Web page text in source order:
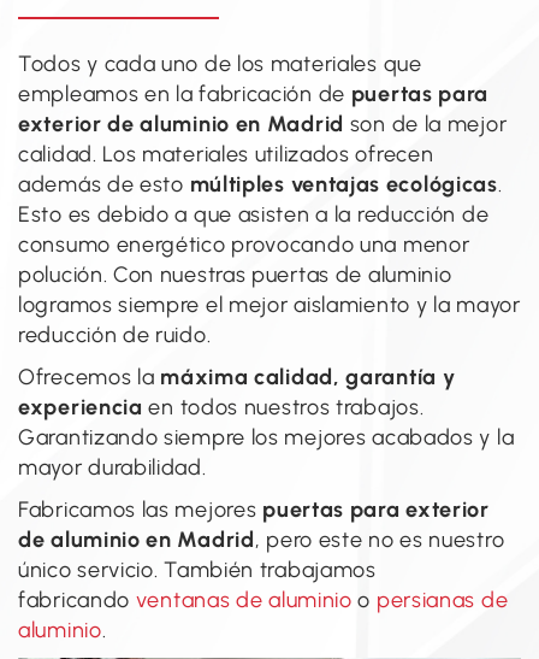
Todos y cada uno de los materiales que
empleamos en la fabricación de puertas para
exterior de aluminio en Madrid son de la mejor
calidad. Los materiales utilizados ofrecen
además de esto múltiples ventajas ecológicas.
Esto es debido a que asisten a la reducción de
consumo energético provocando una menor
polución. Con nuestras puertas de aluminio
logramos siempre el mejor aislamiento y la mayor
reducción de ruido.
Ofrecemos la máxima calidad, garantía y
experiencia en todos nuestros trabajos.
Garantizando siempre los mejores acabados y la
mayor durabilidad.
Fabricamos las mejores puertas para exterior
de aluminio en Madrid, pero este no es nuestro
único servicio. También trabajamos
fabricando ventanas de aluminio o persianas de
aluminio.